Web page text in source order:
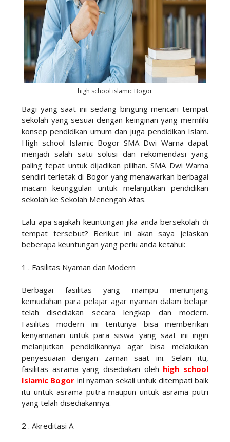
high school islamic Bogor
Bagi yang saat ini sedang bingung mencari tempat
sekolah yang sesuai dengan keinginan yang memiliki
konsep pendidikan umum dan juga pendidikan Islam.
High school Islamic Bogor SMA Dwi Warna dapat
menjadi salah satu solusi dan rekomendasi yang
paling tepat untuk dijadikan pilihan. SMA Dwi Warna
sendiri terletak di Bogor yang menawarkan berbagai
macam keunggulan untuk melanjutkan pendidikan
sekolah ke Sekolah Menengah Atas.
Lalu apa sajakah keuntungan jika anda bersekolah di
tempat tersebut? Berikut ini akan saya jelaskan
beberapa keuntungan yang perlu anda ketahui:
1 . Fasilitas Nyaman dan Modern
Berbagai fasilitas yang mampu menunjang
kemudahan para pelajar agar nyaman dalam belajar
telah disediakan secara lengkap dan modern.
Fasilitas modern ini tentunya bisa memberikan
kenyamanan untuk para siswa yang saat ini ingin
melanjutkan pendidikannya agar bisa melakukan
penyesuaian dengan zaman saat ini. Selain itu,
fasilitas asrama yang disediakan oleh high school
Islamic Bogor ini nyaman sekali untuk ditempati baik
itu untuk asrama putra maupun untuk asrama putri
yang telah disediakannya.
2 . Akreditasi A